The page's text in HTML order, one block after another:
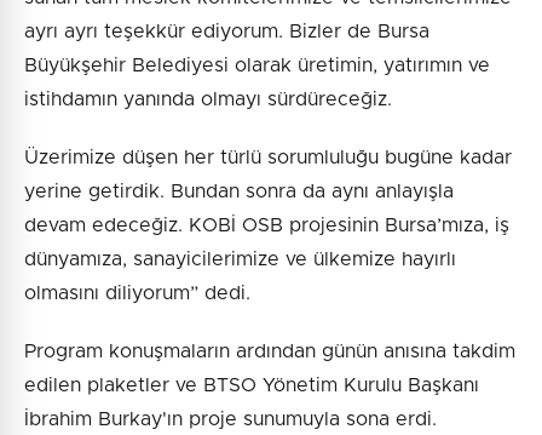
ayrı ayrı teşekkür ediyorum. Bizler de Bursa
Büyükşehir Belediyesi olarak üretimin, yatırımın ve
istihdamın yanında olmayı sürdüreceğiz.
Üzerimize düşen her türlü sorumluluğu bugüne kadar
yerine getirdik. Bundan sonra da aynı anlayışla
devam edeceğiz. KOBİ OSB projesinin Bursa’mıza, iş
dünyamıza, sanayicilerimize ve ülkemize hayırlı
olmasını diliyorum” dedi.
Program konuşmaların ardından günün anısına takdim
edilen plaketler ve BTSO Yönetim Kurulu Başkanı
İbrahim Burkay'ın proje sunumuyla sona erdi.